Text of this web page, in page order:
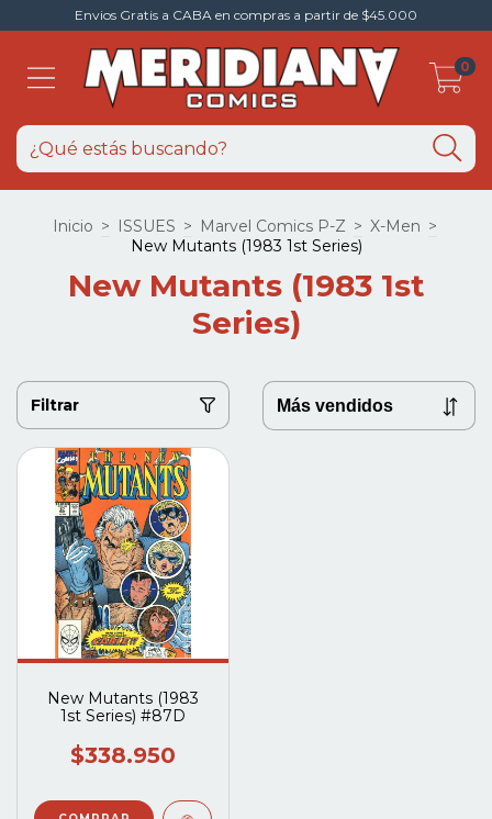
Envios Gratis a CABA en compras a partir de $45.000
0
Inicio > ISSUES > Marvel Comics P-Z > X-Men >
New Mutants (1983 1st Series)
New Mutants (1983 1st
Series)
Filtrar
New Mutants (1983
1st Series) #87D
$338.950